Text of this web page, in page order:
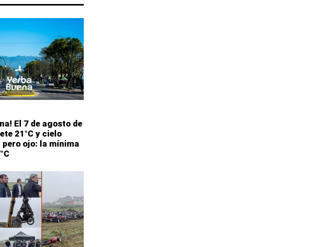
El 7 de agosto de
21°C y cielo
pero ojo: la mínima